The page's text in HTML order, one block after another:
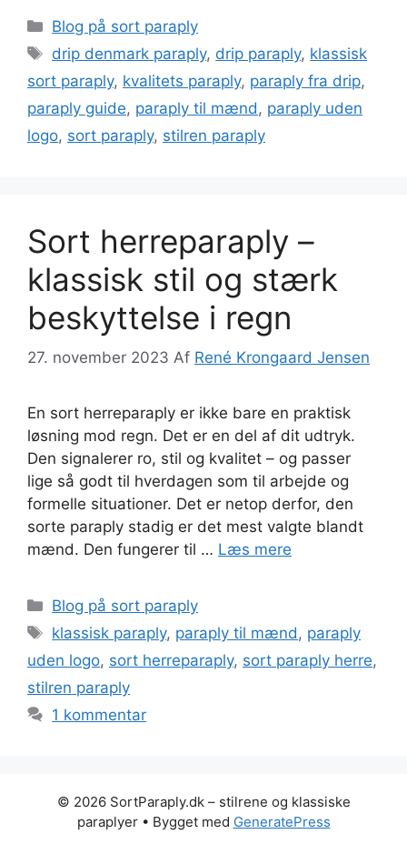
Kategorier
Blog på sort paraply
Tags
drip denmark paraply, drip paraply, klassisk
sort paraply, kvalitets paraply, paraply fra drip,
paraply guide, paraply til mænd , paraply uden
logo, sort paraply, stilren paraply
Sort herreparaply –
klassisk stil og stærk
beskyttelse i regn
27. november 2023 Af René Krongaard Jensen
En sort herreparaply er ikke bare en praktisk
løsning mod regn. Det er en del af dit udtryk.
Den signalerer ro, stil og kvalitet – og passer
lige så godt til hverdagen som til arbejde og
formelle situationer. Det er netop derfor, den
sorte paraply stadig er det mest valgte blandt
mænd. Den fungerer til … Læs mere
Kategorier
Blog på sort paraply
Tags
klassisk paraply, paraply til mænd, paraply
uden logo, sort herreparaply, sort paraply herre,
stilren paraply
1 kommentar
© 2026 SortParaply.dk – stilrene og klassiske
paraplyer• Bygget med GeneratePress